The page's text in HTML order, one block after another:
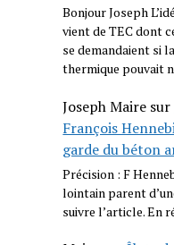
Bonjour Joseph
vient de TEC dont
se demandaient si
thermique pouvait
Joseph Maire sur
François
garde du béton
Précision : F
lointain parent
suivre l’article. En